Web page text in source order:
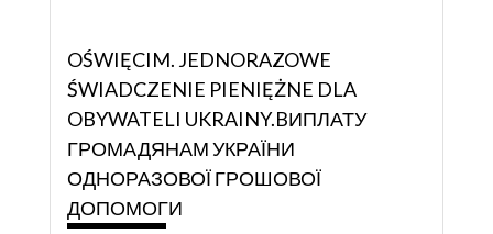
OŚWIĘCIM. JEDNORAZOWE
ŚWIADCZENIE PIENIĘŻNE DLA
OBYWATELI UKRAINY.BИПЛАТУ
ГРОМАДЯНАМ УКРАЇНИ
ОДНОРАЗОВОЇ ГРОШОВОЇ
ДОПОМОГИ